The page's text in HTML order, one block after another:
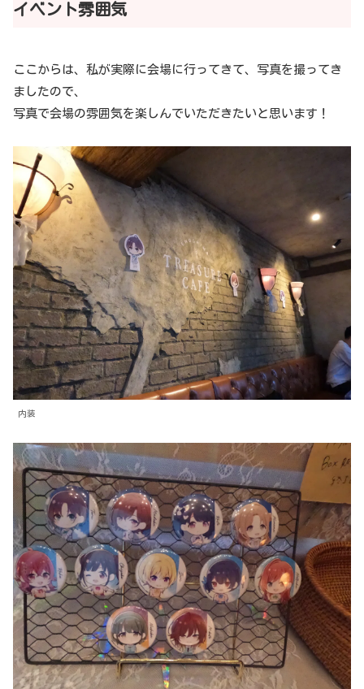
イベント雰囲気
ここからは、私が実際に会場に行ってきて、写真を撮ってき
ましたので、
写真で会場の雰囲気を楽しんでいただきたいと思います！
内装